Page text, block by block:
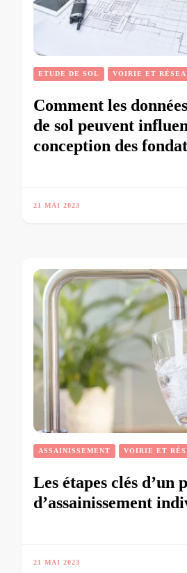
ETUDE DE SOL VOIRIE ET
Comment les
de sol peuvent
conception des
21 MAI 2023
ASSAINISSEMENT VOIRIE ET
Les étapes clés d’un
d’assainissement
21 MAI 2023